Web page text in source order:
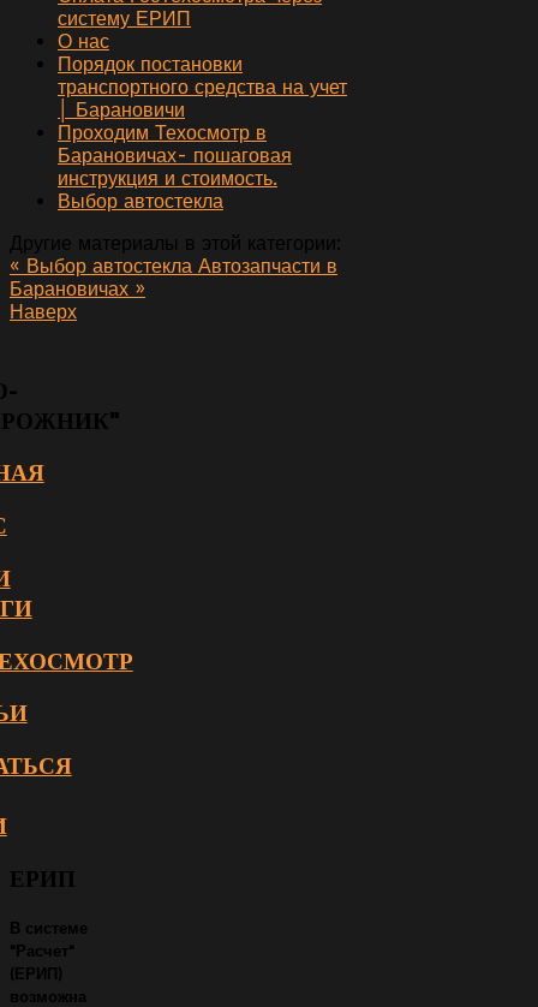
систему ЕРИП
О нас
Порядок постановки
транспортного средства на учет
│ Барановичи
Проходим Техосмотр в
Барановичах- пошаговая
инструкция и стоимость.
Выбор автостекла
Другие материалы в этой категории:
« Выбор автостекла Автозапчасти в
Барановичах »
Наверх
ЕРИП
В системе
"Расчет"
(ЕРИП)
возможна